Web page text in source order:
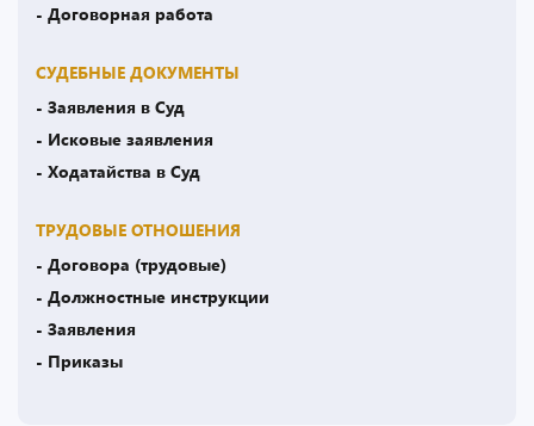
- Договорная работа
СУДЕБНЫЕ ДОКУМЕНТЫ
- Заявления в Суд
- Исковые заявления
- Ходатайства в Суд
ТРУДОВЫЕ ОТНОШЕНИЯ
- Договора (трудовые)
- Должностные инструкции
- Заявления
- Приказы